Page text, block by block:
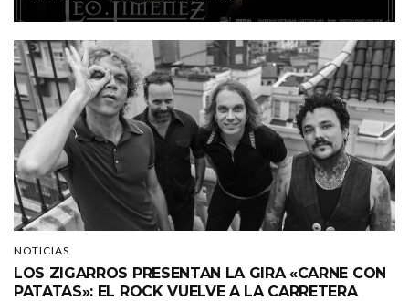
NOTICIAS
LOS ZIGARROS PRESENTAN LA GIRA «CARNE CON
PATATAS»: EL ROCK VUELVE A LA CARRETERA